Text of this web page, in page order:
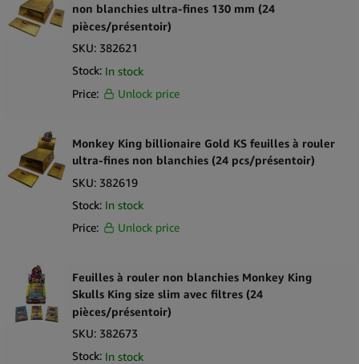
non blanchies ultra-fines 130 mm (24
pièces/présentoir)
SKU: 382621
Stock: In stock
Price:
Unlock price
Monkey King billionaire Gold KS feuilles à rouler
ultra-fines non blanchies (24 pcs/présentoir)
SKU: 382619
Stock: In stock
Price:
Unlock price
Feuilles à rouler non blanchies Monkey King
Skulls King size slim avec filtres (24
pièces/présentoir)
SKU: 382673
Stock: In stock